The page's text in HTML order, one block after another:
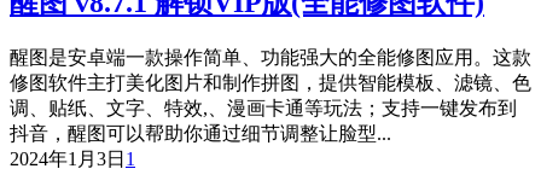
醒图是安卓端一款操作简单、功能强大的全能修图应用。这款
修图软件主打美化图片和制作拼图，提供智能模板、滤镜、色
调、贴纸、文字、特效,、漫画卡通等玩法；支持一键发布到
抖音，醒图可以帮助你通过细节调整让脸型...
2024年1月3日 1